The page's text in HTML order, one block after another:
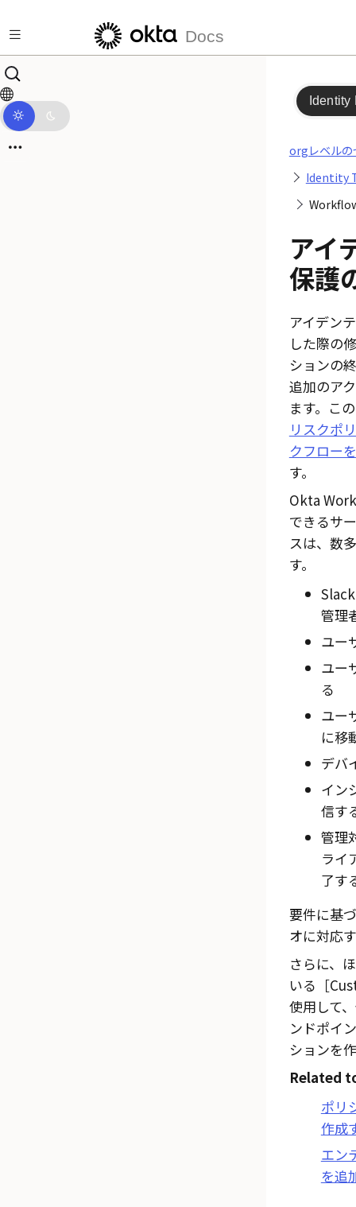
Docs
Identity
orgレベルの
Identity
アイ
保護
アイデン
した際の
ションの
追加のア
ます。こ
リスクポ
クフロー
す。
Okta
できるサ
スは、数
す。
Slack
管理
ユー
ユー
る
ユー
に移
デバ
イン
信す
管理
ライ
了す
要件に基
オに対応
さらに、
いる
使用して
ンドポイ
ションを
Related
ポリ
作成
エン
を追